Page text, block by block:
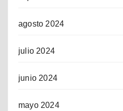
agosto 2024
julio 2024
junio 2024
mayo 2024